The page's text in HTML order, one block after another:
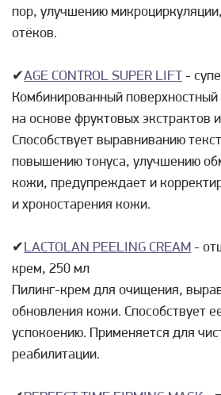
пор, улучшению
отёков.
✔AGE CONTROL SUPER LIFT -
Комбинированный
на основе фруктовых экстрактов
Способствует выравниванию
повышению тонуса, улучшению
кожи, предупреждает и
и хроностарения кожи.
✔LACTOLAN PEELING CREAM -
крем, 250 мл
Пилинг-крем для очищения,
обновления кожи. Способствует
успокоению. Применяется для
реабилитации.